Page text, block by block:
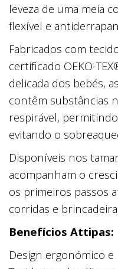
leveza de uma meia
flexível e
Fabricados com
certificado OEKO-
delicada dos bebés,
contêm substâncias
respirável,
evitando o
Disponíveis nos
acompanham o
os primeiros passos
corridas e
Benefícios Attipas:
Design ergonómico e